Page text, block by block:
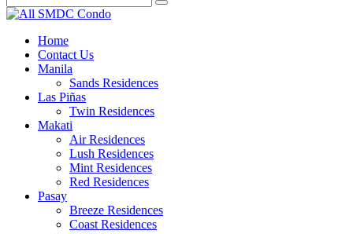
Home
Contact Us
Manila
Sands Residences
Las Piñas
Twin Residences
Makati
Air Residences
Lush Residences
Mint Residences
Red Residences
Pasay
Breeze Residences
Coast Residences